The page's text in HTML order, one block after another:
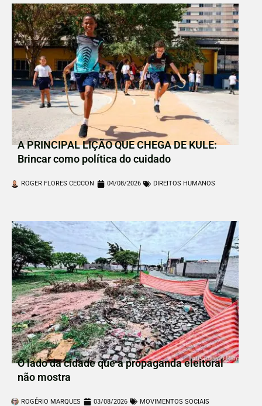
A PRINCIPAL LIÇÃO QUE CHEGA DE KULE:
Brincar como política do cuidado
ROGER FLORES CECCON 04/08/2026 DIREITOS HUMANOS
O lado da cidade que a propaganda eleitoral
não mostra
ROGÉRIO MARQUES 03/08/2026 MOVIMENTOS SOCIAIS